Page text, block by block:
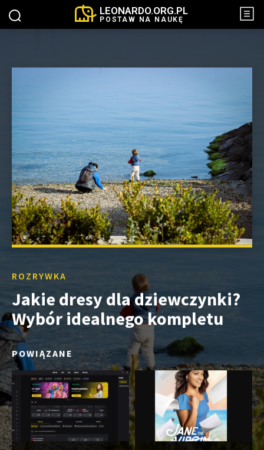
LEONARDO.ORG.PL
POSTAW NA NAUKĘ
ROZRYWKA
Jakie dresy dla dziewczynki?
Wybór idealnego kompletu
POWIĄZANE